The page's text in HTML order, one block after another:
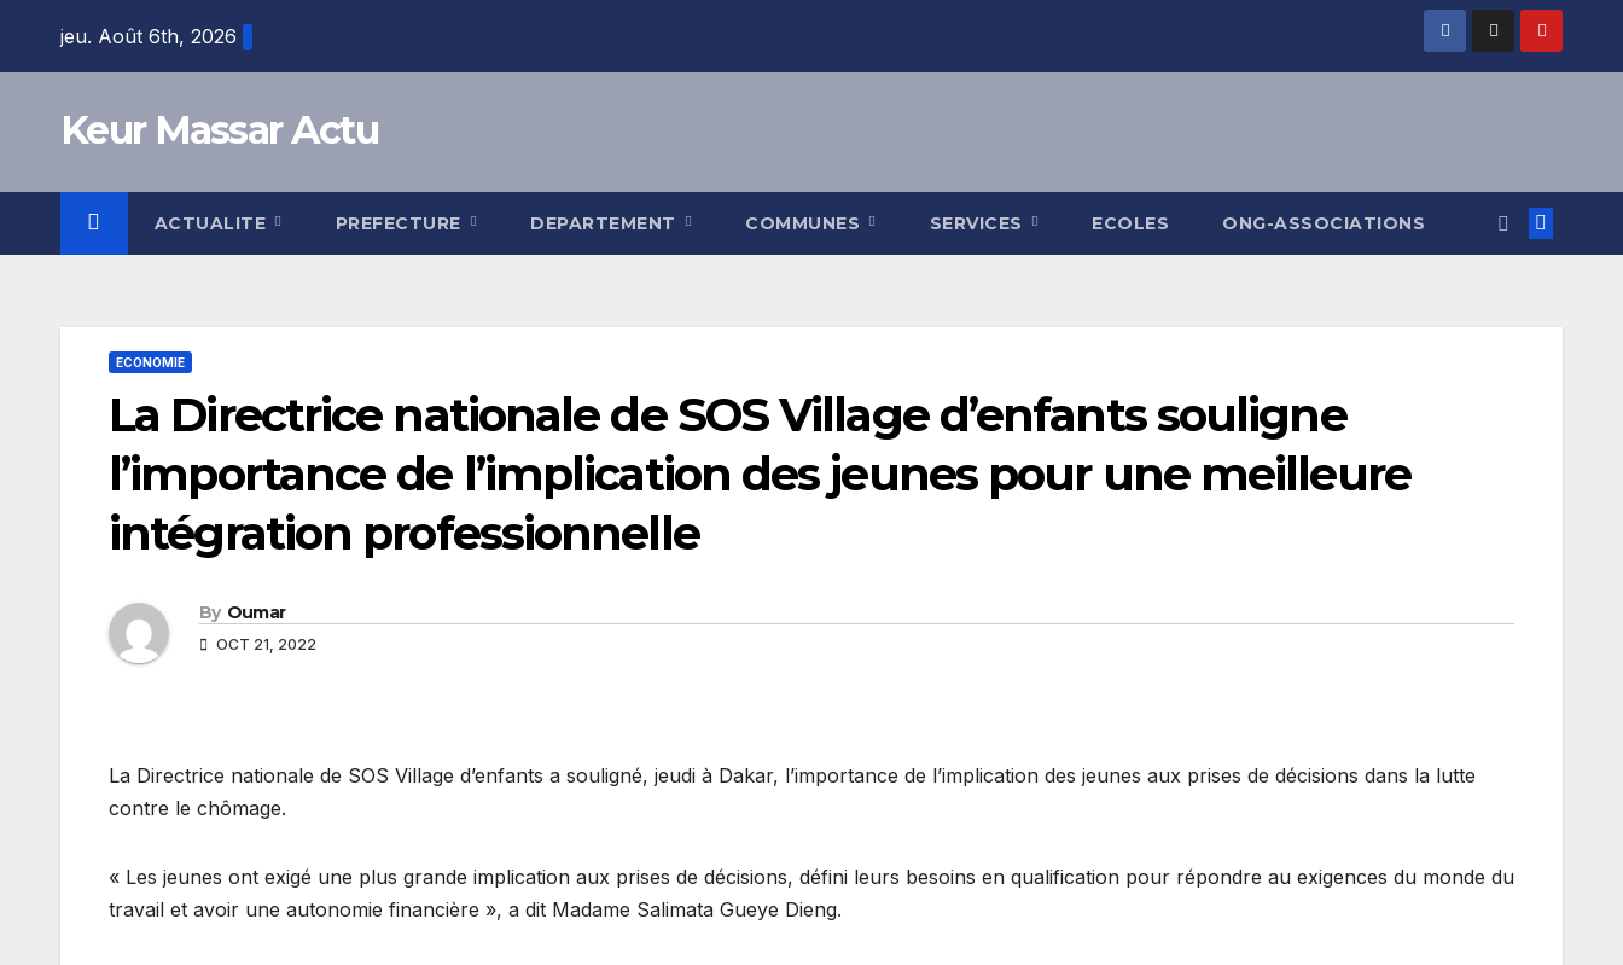
jeu. Août 6th, 2026
Keur Massar Actu
ACTUALITE PREFECTURE DEPARTEMENT COMMUNES SERVICES ECOLES ONG-ASSOCIATIONS
ECONOMIE
La Directrice nationale de SOS Village d’enfants souligne
l’importance de l’implication des jeunes pour une meilleure
intégration professionnelle
By Oumar
OCT 21, 2022
La Directrice nationale de SOS Village d’enfants a souligné, jeudi à Dakar, l’importance de l’implication des jeunes aux prises de décisions dans la lutte
contre le chômage.
« Les jeunes ont exigé une plus grande implication aux prises de décisions, défini leurs besoins en qualification pour répondre au exigences du monde du
travail et avoir une autonomie financière », a dit Madame Salimata Gueye Dieng.